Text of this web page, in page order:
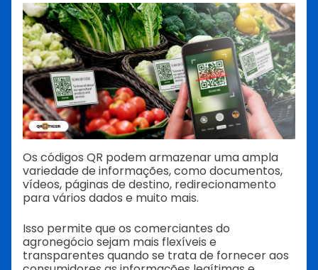
Os códigos QR podem armazenar uma ampla
variedade de informações, como documentos,
vídeos, páginas de destino, redirecionamento
para vários dados e muito mais.
Isso permite que os comerciantes do
agronegócio sejam mais flexíveis e
transparentes quando se trata de fornecer aos